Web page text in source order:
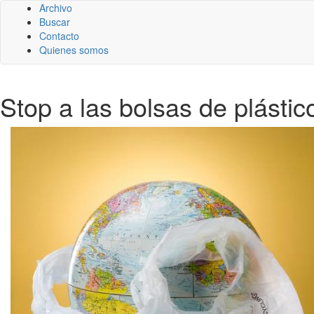
Archivo
Buscar
Contacto
Quienes somos
Stop a las bolsas de